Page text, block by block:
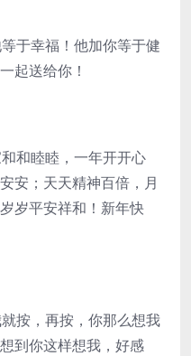
于幸福！他加你等于健
起送给你！
和睦睦，一年开开心
安；天天精神百倍，月
岁平安祥和！新年快
按，再按，你那么想我
到你这样想我，好感